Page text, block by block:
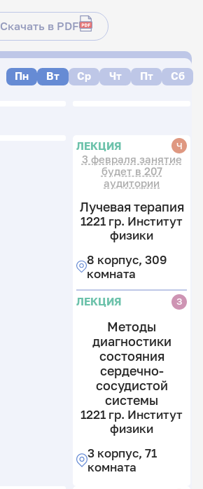
Скачать в PDF
Пн Вт Ср Чт Пт Сб
ЛЕКЦИЯ Ч
3 февраля занятие
будет в 207
аудитории
Лучевая терапия
1221 гр. Институт
физики
8 корпус, 309
комната
ЛЕКЦИЯ З
Методы
диагностики
состояния
сердечно-
сосудистой
системы
1221 гр. Институт
физики
3 корпус, 71
комната